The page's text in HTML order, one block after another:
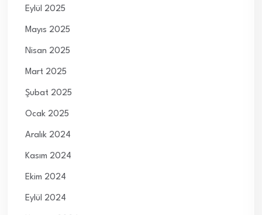
Eylül 2025
Mayıs 2025
Nisan 2025
Mart 2025
Şubat 2025
Ocak 2025
Aralık 2024
Kasım 2024
Ekim 2024
Eylül 2024